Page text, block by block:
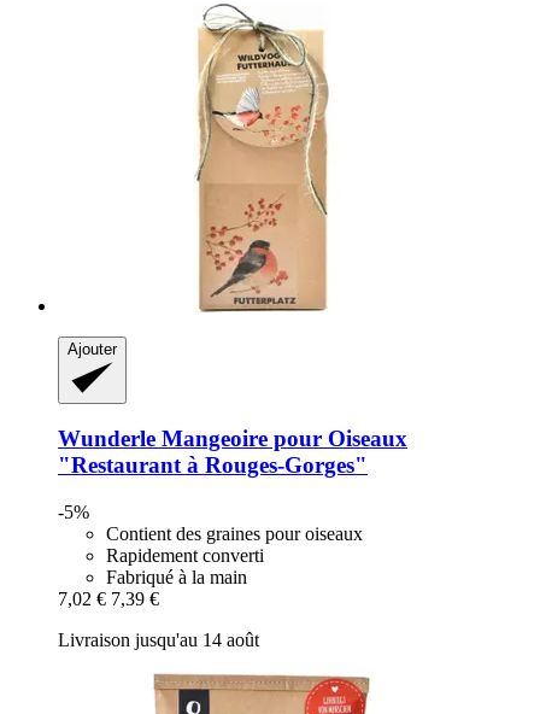
Ajouter
Wunderle Mangeoire pour Oiseaux
"Restaurant à Rouges-​Gorges"
-5%
Contient des graines pour oiseaux
Rapidement converti
Fabriqué à la main
7,02 € 7,39 €
Livraison jusqu'au 14 août